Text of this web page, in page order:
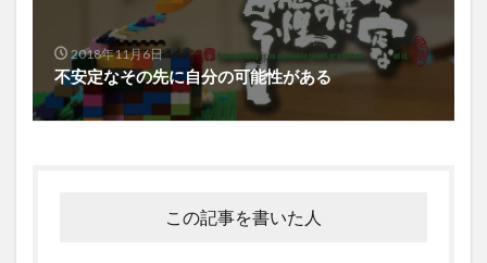
2018年11月6日
不安定なその先に自分の可能性がある
この記事を書いた人